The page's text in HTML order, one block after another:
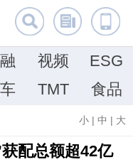
视频
ESG
TMT 食品
小 | 中 | 大
配总额超42亿